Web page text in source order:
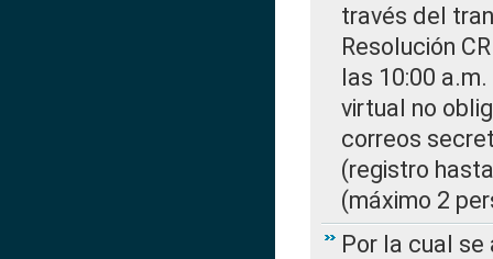
través del
Resolución
las 10:00
virtual no
correos
(registro
(máximo 2
Por la cual